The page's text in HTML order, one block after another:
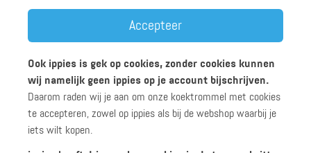
Werken bij ippies Zakelijk
Algemene voorwaarden
Privacyverklaring
Accepteer
Ook ippies is gek op cookies, zonder cookies kunnen
wij namelijk geen ippies op je account bijschrijven.
Daarom raden wij je aan om onze koektrommel met cookies
te accepteren, zowel op ippies als bij de webshop waarbij je
iets wilt kopen.